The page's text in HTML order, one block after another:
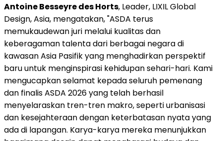
Antoine Besseyre des Horts, Leader, LIXIL Global
Design, Asia, mengatakan, "ASDA terus
memukaudewan juri melalui kualitas dan
keberagaman talenta dari berbagai negara di
kawasan Asia Pasifik yang menghadirkan perspektif
baru untuk menginspirasi kehidupan sehari-hari. Kami
mengucapkan selamat kepada seluruh pemenang
dan finalis ASDA 2026 yang telah berhasil
menyelaraskan tren-tren makro, seperti urbanisasi
dan kesejahteraan dengan keterbatasan nyata yang
ada di lapangan. Karya-karya mereka menunjukkan